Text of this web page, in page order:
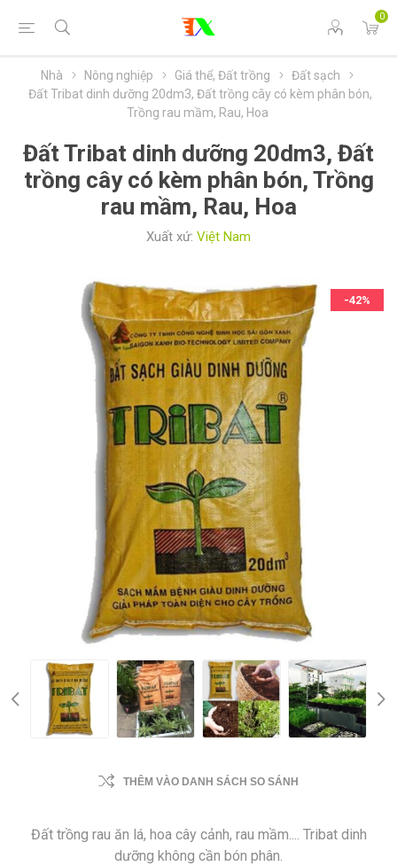
0
Nhà Nông nghiệp Giá thể, Đất trồng
Đất sạch
Đất Tribat dinh dưỡng 20dm3, Đất trồng cây có kèm phân bón,
Trồng rau mầm, Rau, Hoa
Đất Tribat dinh dưỡng 20dm3, Đất
trồng cây có kèm phân bón, Trồng
rau mầm, Rau, Hoa
Xuất xứ: Việt Nam
-42%
THÊM VÀO DANH SÁCH SO SÁNH
Đất trồng rau ăn lá, hoa cây cảnh, rau mầm.... Tribat dinh
dưỡng không cần bón phân.